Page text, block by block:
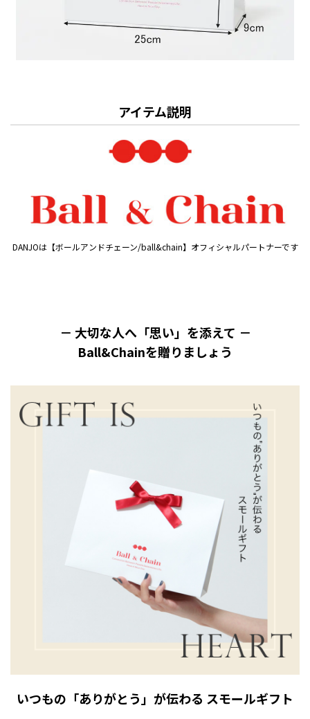
アイテム説明
DANJOは【ボールアンドチェーン/ball&chain】オフィシャルパートナーです
－ 大切な人へ「思い」を添えて －
Ball&Chainを贈りましょう
いつもの「ありがとう」が伝わる スモールギフト